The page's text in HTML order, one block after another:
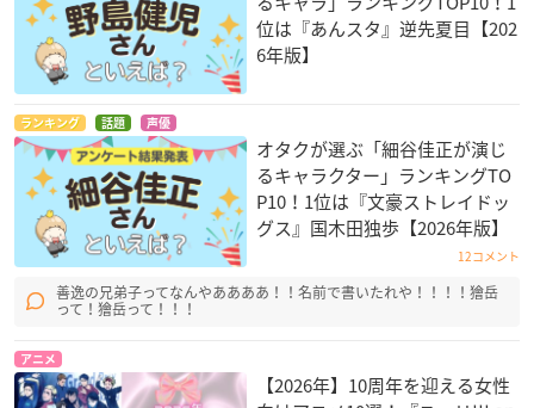
位は『あんスタ』逆先夏目【202
6年版】
ランキング 話題 声優
オタクが選ぶ「細谷佳正が演じ
るキャラクター」ランキングTO
P10！1位は『文豪ストレイドッ
グス』国木田独歩【2026年版】
12コメント
善逸の兄弟子ってなんやああああ！！名前で書いたれや！！！！獪岳
って！獪岳って！！！
アニメ
【2026年】10周年を迎える女性